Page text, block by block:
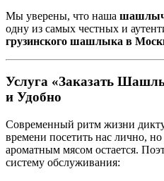
Мы уверены, что наша
одну из самых честных и
грузинского шашлыка в
Услуга «Заказать
и Удобно
Современный ритм жизни
времени посетить нас лично,
ароматным мясом остается.
систему обслуживания: